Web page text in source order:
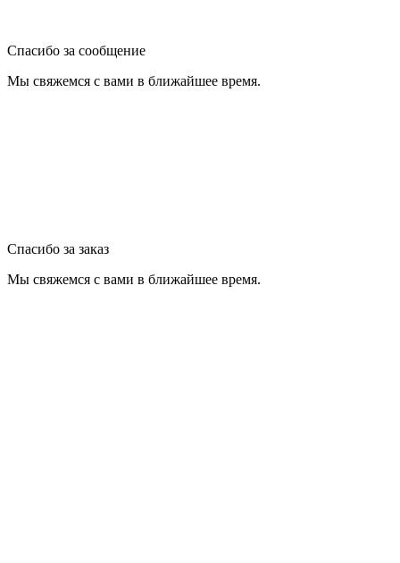
Спасибо за сообщение
Мы свяжемся с вами в ближайшее время.
Спасибо за заказ
Мы свяжемся с вами в ближайшее время.